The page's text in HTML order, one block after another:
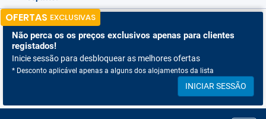
OFERTAS EXCLUSIVAS
Não perca os os preços exclusivos apenas para clientes
registados!
Inicie sessão para desbloquear as melhores ofertas
* Desconto aplicável apenas a alguns dos alojamentos da lista
INICIAR SESSÃO